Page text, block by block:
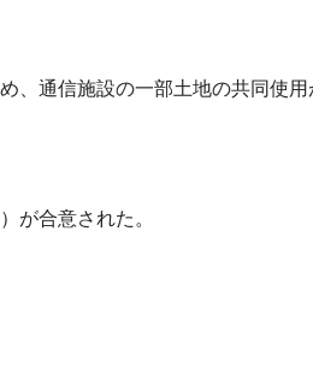
、通信施設の一部土地の共同使用
が合意された。